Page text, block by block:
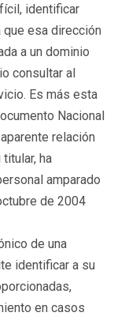
identificar
esa dirección
a un dominio
consultar al
Es más esta
Nacional
relación
ha
amparado
de 2004
de una
identificar a su
en casos